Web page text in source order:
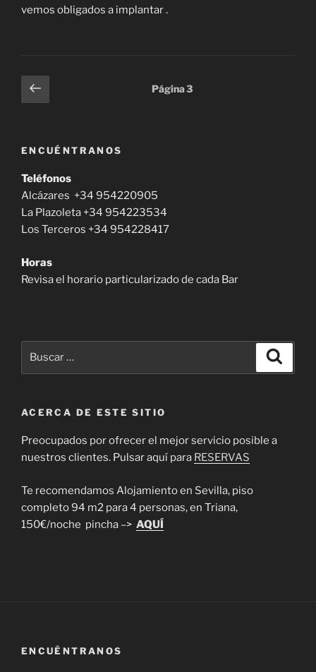
vemos obligados a implantar .
Paginación
de
Página
anterior
Página3
ENCUÉNTRANOS
Teléfonos
Alcázares +34 954220905
La Plazoleta +34 954223534
Los Terceros +34 954228417
Horas
Revisa el horario particularizado de cada Bar
ACERCA DE ESTE SITIO
Preocupados por ofrecer el mejor servicio posible a
nuestros clientes. Pulsar aquí para RESERVAS
Te recomendamos Alojamiento en Sevilla, piso
completo 94 m2 para 4 personas, en Triana,
150€/noche pincha –> AQUÍ
ENCUÉNTRANOS